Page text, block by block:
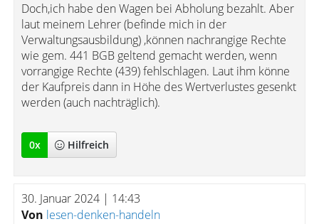
Doch,ich habe den Wagen bei Abholung bezahlt. Aber
laut meinem Lehrer (befinde mich in der
Verwaltungsausbildung) ,können nachrangige Rechte
wie gem. 441 BGB geltend gemacht werden, wenn
vorrangige Rechte (439) fehlschlagen. Laut ihm könne
der Kaufpreis dann in Höhe des Wertverlustes gesenkt
werden (auch nachträglich).
0x Hilfreich
30. Januar 2024 | 14:43
Von lesen-denken-handeln